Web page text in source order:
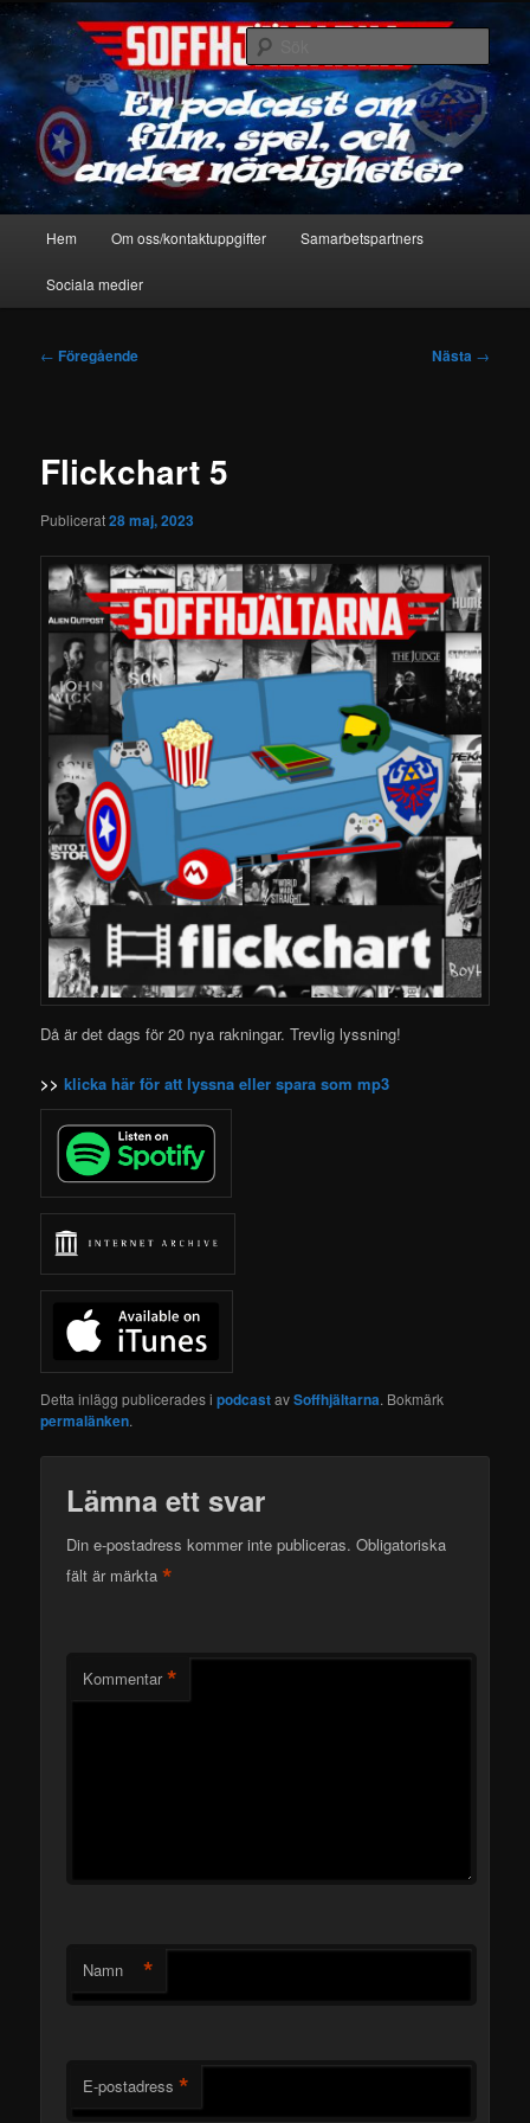
Hoppa
primärt
innehållSoffhjältarna
En podcast om film, spel & andra nördigheter
Sök
Hem Om oss/kontaktuppgifter Samarbetspartners
Sociala medier
Inläggsnavigering
← Föregående Nästa →
Flickchart 5
Publicerat28 maj, 2023
Då är det dags för 20 nya rakningar. Trevlig lyssning!
>>klicka här för att lyssna eller spara som mp3
Detta inlägg publicerades ipodcastavSoffhjältarna. Bokmärk
permalänken.
Lämna ett svar
Din e-postadress kommer inte publiceras. Obligatoriska
fält är märkta*
Kommentar *
Namn *
E-postadress *